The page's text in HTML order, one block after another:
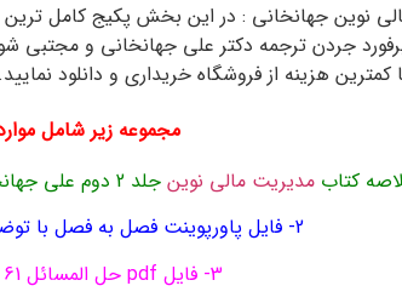
نوین جهانخانی : در این بخش پکیج کامل
جردن ترجمه دکتر علی جهانخانی و مجتبی
هزینه از فروشگاه خریداری و دانلود نمایید.
مجموعه زیر شامل
مدیریت مالی نوین جلد 2 دوم علی جهانخانی به صورت پاورپوینت ppt قابل ویرایش
2- فایل پاورپوینت فصل به فصل با توضیحات کامل در 357 اسلاید
3- فایل pdf حل المسائل 61 صفحه ای جلد 2